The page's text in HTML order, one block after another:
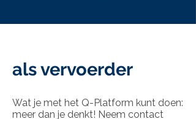
als vervoerder
Wat je met het Q-Platform kunt doen:
meer dan je denkt! Neem contact